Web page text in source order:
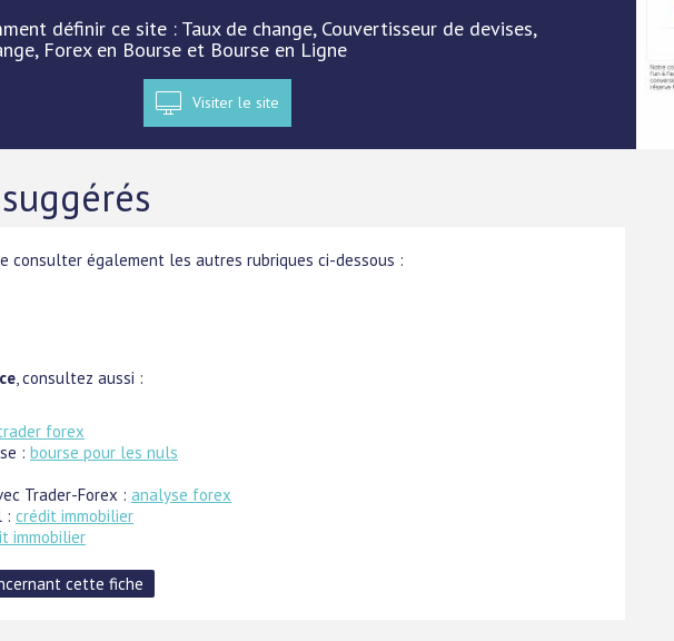
définir ce site : Taux de change, Couvertisseur de devises,
Forex en Bourse et Bourse en Ligne
Visiter le site
consulter également les autres rubriques ci-dessous :
, consultez aussi :
forex
: bourse pour les nuls
Trader-Forex : analyse forex
: crédit immobilier
immobilier